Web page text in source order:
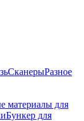
СканерыРазное
материалы для
Бункер для